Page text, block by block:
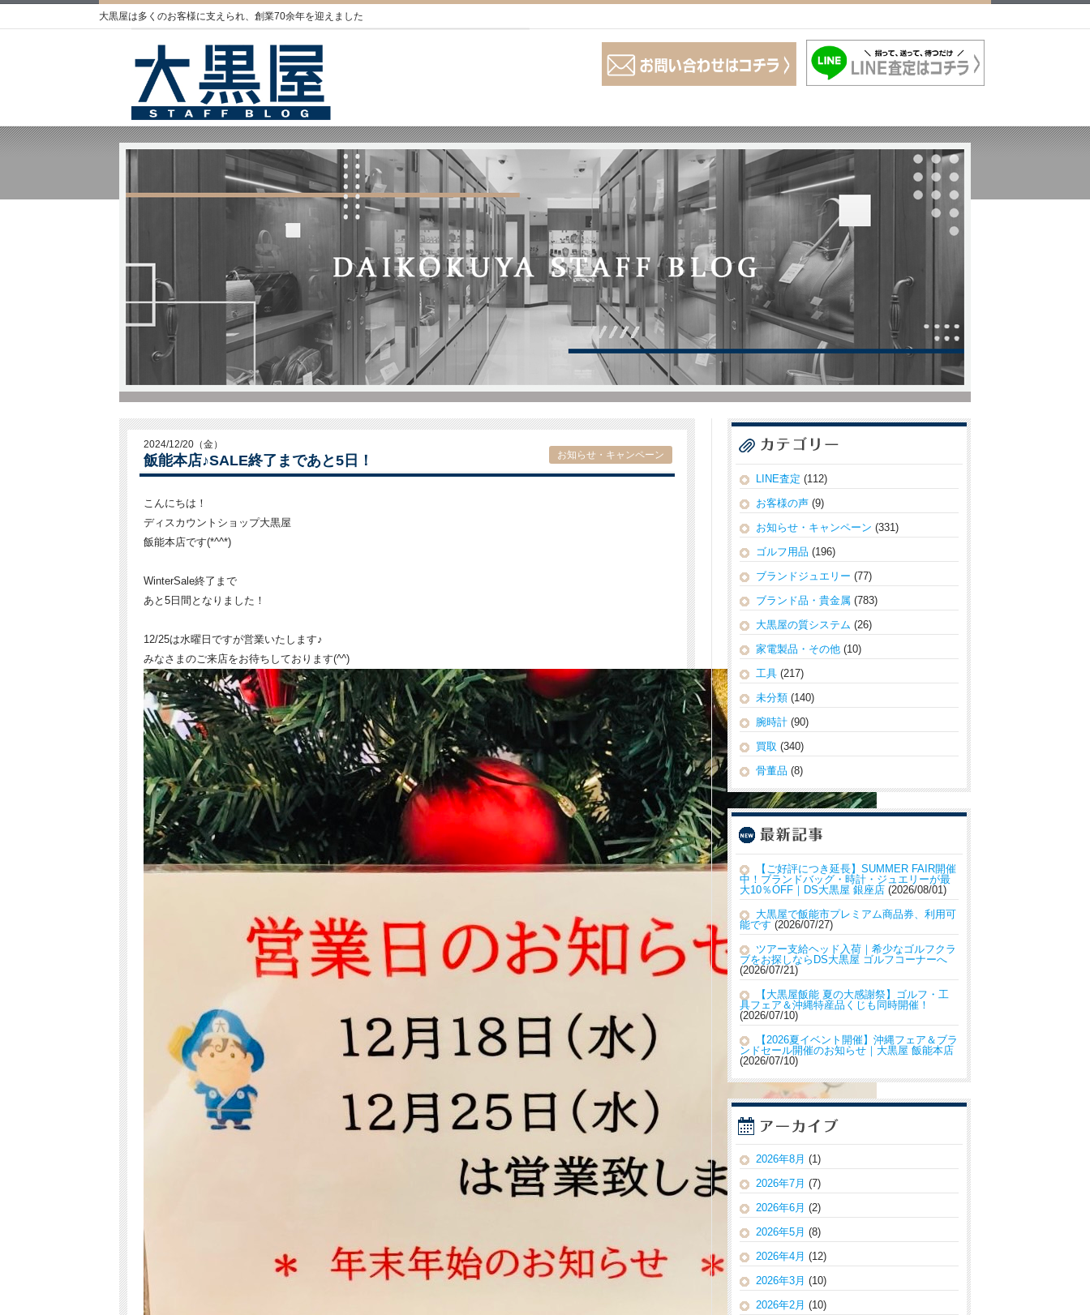
大黒屋は多くのお客様に支えられ、創業70余年を迎えました
2024/12/20（金）
飯能本店♪SALE終了まであと5日！ お知らせ・キャンペーン
こんにちは！
ディスカウントショップ大黒屋
飯能本店です(*^^*)
WinterSale終了まで
あと5日間となりました！
12/25は水曜日ですが営業いたします♪
みなさまのご来店をお待ちしております(^^)
LINE査定 (112)
お客様の声 (9)
お知らせ・キャンペーン (331)
ゴルフ用品 (196)
ブランドジュエリー (77)
ブランド品・貴金属 (783)
大黒屋の質システム (26)
家電製品・その他 (10)
工具 (217)
未分類 (140)
腕時計 (90)
買取 (340)
骨董品 (8)
【ご好評につき延長】SUMMER FAIR開催
中！ブランドバッグ・時計・ジュエリーが最
大10％OFF｜DS大黒屋 銀座店 2026/08/01
大黒屋で飯能市プレミアム商品券、利用可
能です 2026/07/27
ツアー支給ヘッド入荷｜希少なゴルフクラ
ブをお探しならDS大黒屋 ゴルフコーナーへ
2026/07/21
【大黒屋飯能 夏の大感謝祭】ゴルフ・工
具フェア＆沖縄特産品くじも同時開催！
2026/07/10
【2026夏イベント開催】沖縄フェア＆ブラ
ンドセール開催のお知らせ｜大黒屋 飯能本店
2026/07/10
2026年8月 (1)
2026年7月 (7)
2026年6月 (2)
2026年5月 (8)
2026年4月 (12)
2026年3月 (10)
2026年2月 (10)